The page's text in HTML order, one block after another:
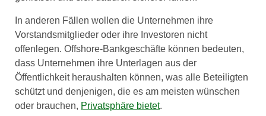
In anderen Fällen wollen die Unternehmen ihre
Vorstandsmitglieder oder ihre Investoren nicht
offenlegen. Offshore-Bankgeschäfte können bedeuten,
dass Unternehmen ihre Unterlagen aus der
Öffentlichkeit heraushalten können, was alle Beteiligten
schützt und denjenigen, die es am meisten wünschen
oder brauchen, Privatsphäre bietet.